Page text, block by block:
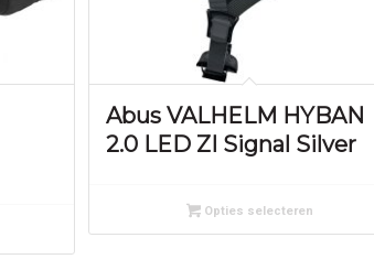
Abus VALHELM HYBAN
2.0 LED ZI Signal Silver
Opties selecteren